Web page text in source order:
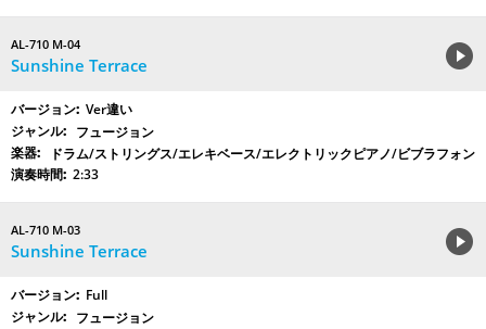
AL-710 M-04
Sunshine Terrace
Ver違い
フュージョン
ドラム/ストリングス/エレキベース/エレクトリックピアノ/ビブラフォン
2:33
AL-710 M-03
Sunshine Terrace
Full
フュージョン